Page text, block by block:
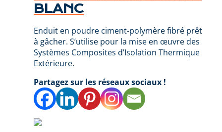
BLANC
Enduit en poudre ciment-polymère fibré prêt
à gâcher. S’utilise pour la mise en œuvre des
Systèmes Composites d’Isolation Thermique
Extérieure.
Partagez sur les réseaux sociaux !